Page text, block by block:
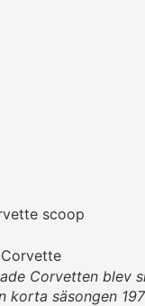
Corvetten blev
korta säsongen